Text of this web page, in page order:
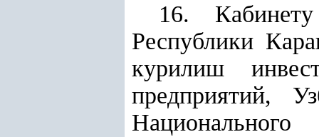
16.
Республики
курилиш
предприятий,